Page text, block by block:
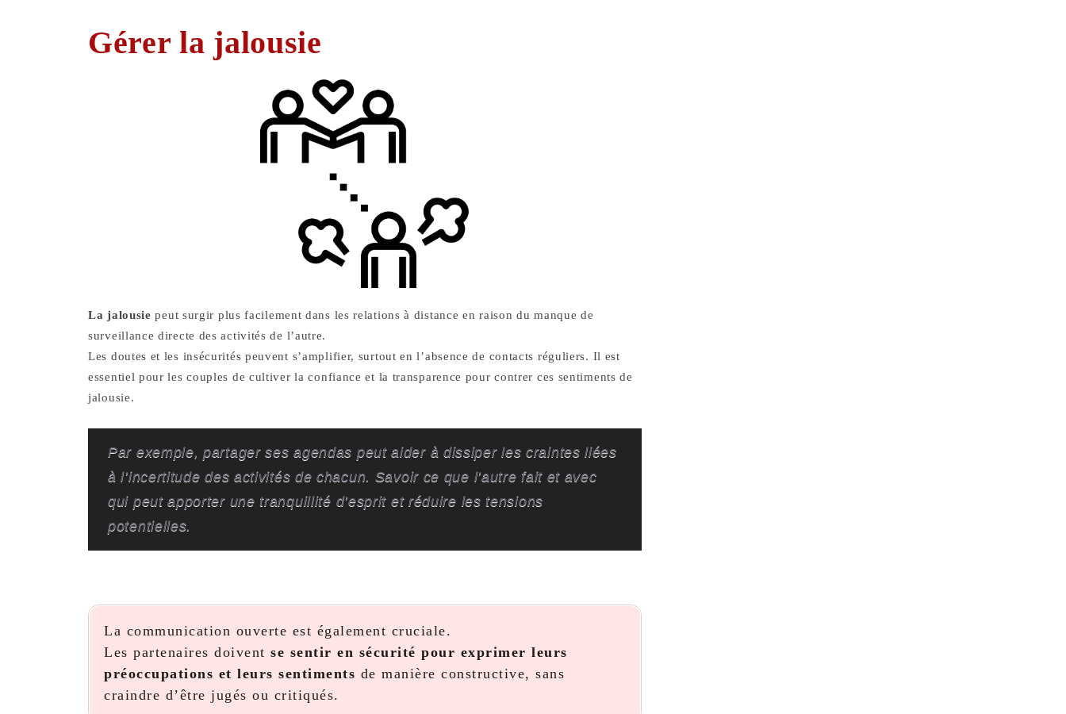
Gérer la jalousie
La jalousie peut surgir plus facilement dans les relations à distance en raison du manque de
surveillance directe des activités de l’autre.
Les doutes et les insécurités peuvent s’amplifier, surtout en l’absence de contacts réguliers. Il est
essentiel pour les couples de cultiver la confiance et la transparence pour contrer ces sentiments de
jalousie.
Par exemple, partager ses agendas peut aider à dissiper les craintes liées
à l’incertitude des activités de chacun. Savoir ce que l’autre fait et avec
qui peut apporter une tranquillité d’esprit et réduire les tensions
potentielles.
La communication ouverte est également cruciale.
Les partenaires doivent se sentir en sécurité pour exprimer leurs
préoccupations et leurs sentiments de manière constructive, sans
craindre d’être jugés ou critiqués.